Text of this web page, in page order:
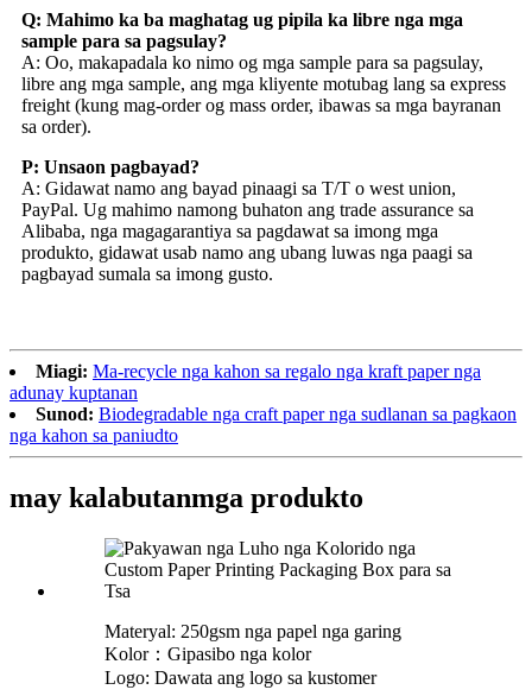
Q: Mahimo ka ba maghatag ug pipila ka libre nga mga
sample para sa pagsulay?
A: Oo, makapadala ko nimo og mga sample para sa pagsulay,
libre ang mga sample, ang mga kliyente motubag lang sa express
freight (kung mag-order og mass order, ibawas sa mga bayranan
sa order).
P: Unsaon pagbayad?
A: Gidawat namo ang bayad pinaagi sa T/T o west union,
PayPal. Ug mahimo namong buhaton ang trade assurance sa
Alibaba, nga magagarantiya sa pagdawat sa imong mga
produkto, gidawat usab namo ang ubang luwas nga paagi sa
pagbayad sumala sa imong gusto.
Miagi: Ma-recycle nga kahon sa regalo nga kraft paper nga
adunay kuptanan
Sunod: Biodegradable nga craft paper nga sudlanan sa pagkaon
nga kahon sa paniudto
may kalabutanmga produkto
Materyal: 250gsm nga papel nga garing
Kolor：Gipasibo nga kolor
Logo: Dawata ang logo sa kustomer